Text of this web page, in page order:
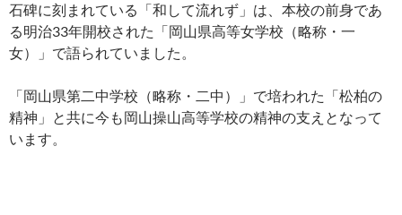
石碑に刻まれている「和して流れず」は、本校の前身であ
る明治33年開校された「岡山県高等女学校（略称・一
女）」で語られていました。
「岡山県第二中学校（略称・二中）」で培われた「松柏の
精神」と共に今も岡山操山高等学校の精神の支えとなって
います。